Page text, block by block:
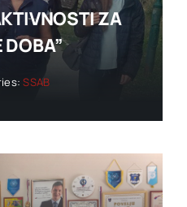
ZA
DOBA”
SSAB